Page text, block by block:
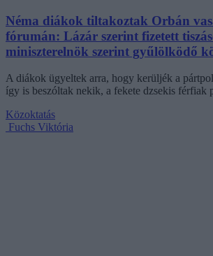
Néma diákok tiltakoztak Orbán
fórumán: Lázár szerint fizetett
miniszterelnök szerint gyűlölködő
A diákok ügyeltek arra, hogy kerüljék a
így is beszóltak nekik, a fekete dzsekis férfiak
Közoktatás
Fuchs Viktória